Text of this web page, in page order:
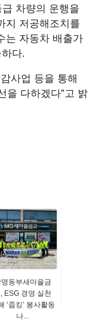
차량의 운행을
지 저공해조치를
는 자동차 배출가
다.
사업 등을 통해
을 다하겠다”고 밝
명동부새마을금
, ESG 경영 실천
‘줍킹’ 봉사활동
나...